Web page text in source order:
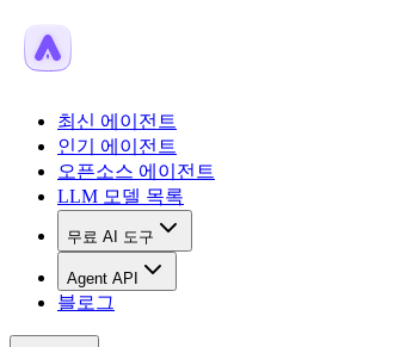
최신 에이전트
인기 에이전트
오픈소스 에이전트
LLM 모델 목록
무료 AI 도구
Agent API
블로그